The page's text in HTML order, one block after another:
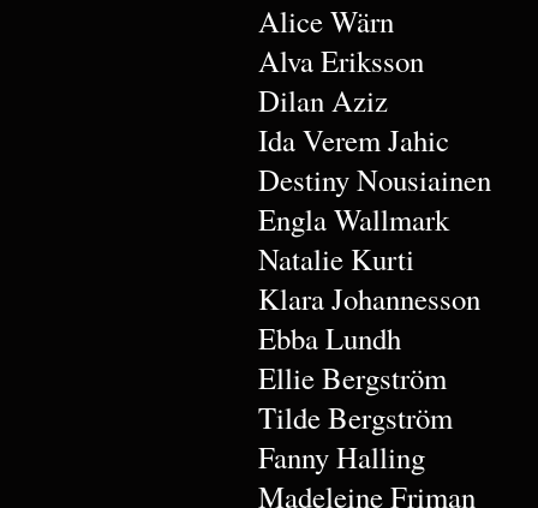
Alice Wärn
Alva Eriksson
Dilan Aziz
Ida Verem Jahic
Destiny Nousiainen
Engla Wallmark
Natalie Kurti
Klara Johannesson
Ebba Lundh
Ellie Bergström
Tilde Bergström
Fanny Halling
Madeleine Friman